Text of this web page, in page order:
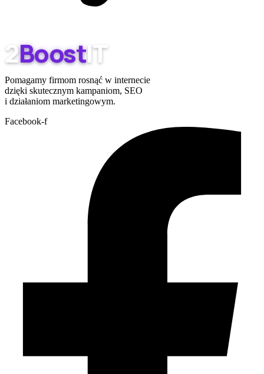
2BoostIT
Pomagamy firmom rosnąć w internecie
dzięki skutecznym kampaniom, SEO
i działaniom marketingowym.
Facebook-f